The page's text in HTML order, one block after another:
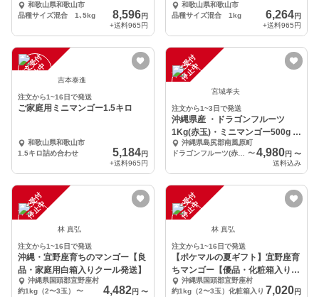
和歌山県和歌山市
品種サイズ混合 1､5kg
8,596円
+送料965円
和歌山県和歌山市
品種サイズ混合 1kg
6,264円
+送料965円
注
文
受
付
停
止
中 吉本泰進
注文から1~16日で発送
ご家庭用ミニマンゴー1.5キロ
和歌山県和歌山市
1.5キロ詰め合わせ
5,184円
+送料965円
注
文
受
付
停
止
中
宮城孝夫
注文から1~3日で発送
沖縄県産 ・ドラゴンフルーツ
1Kg(赤玉)・ミニマンゴー500g ※
クール便発送
沖縄県島尻郡南風原町
ドラゴンフルーツ(赤玉)1Kg/ミニマンゴー500g
〜4,980円 〜
送料込み
注
文
受
付
停
止
中
林 真弘
注文から1~16日で発送
沖縄・宜野座育ちのマンゴー【良
品・家庭用白箱入りクール発送】
沖縄県国頭郡宜野座村
約1kg（2〜3玉）
〜 4,482円 〜
注
文
受
付
停
止
中
林 真弘
注文から1~16日で発送
【ポケマルの夏ギフト】宜野座育
ちマンゴー【優品・化粧箱入り約
1kg】
沖縄県国頭郡宜野座村
約1kg（2〜3玉）化粧箱入り 7,020円